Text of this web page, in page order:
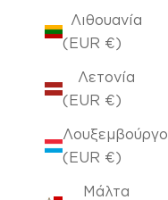
Λιθουανία
(EUR €)
Λετονία
(EUR €)
Λουξεμβούργο
(EUR €)
Μάλτα